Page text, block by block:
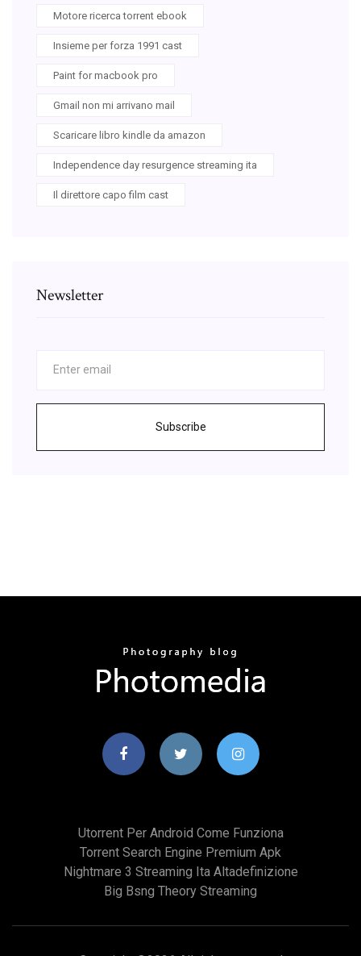
Motore ricerca torrent ebook
Insieme per forza 1991 cast
Paint for macbook pro
Gmail non mi arrivano mail
Scaricare libro kindle da amazon
Independence day resurgence streaming ita
Il direttore capo film cast
Newsletter
Subscribe
Utorrent Per Android Come Funziona
Torrent Search Engine Premium Apk
Nightmare 3 Streaming Ita Altadefinizione
Big Bsng Theory Streaming